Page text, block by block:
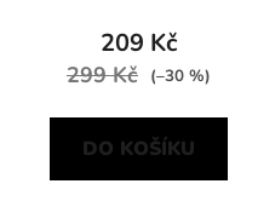
209 Kč
299 Kč (–30 %)
DO KOŠÍKU